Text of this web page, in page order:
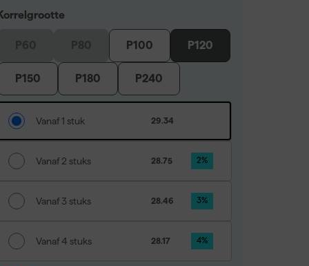
P100 P120
P150 P180 P240
Vanaf 1 stuk 29.34
Vanaf 2 stuks 28.75 2%
Vanaf 3 stuks 28.46 3%
Vanaf 4 stuks 28.17 4%